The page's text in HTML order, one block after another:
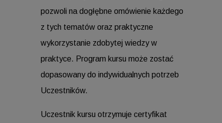
pozwoli na dogłębne omówienie każdego
z tych tematów oraz praktyczne
wykorzystanie zdobytej wiedzy w
praktyce. Program kursu może zostać
dopasowany do indywidualnych potrzeb
Uczestników.
Uczestnik kursu otrzymuje certyfikat